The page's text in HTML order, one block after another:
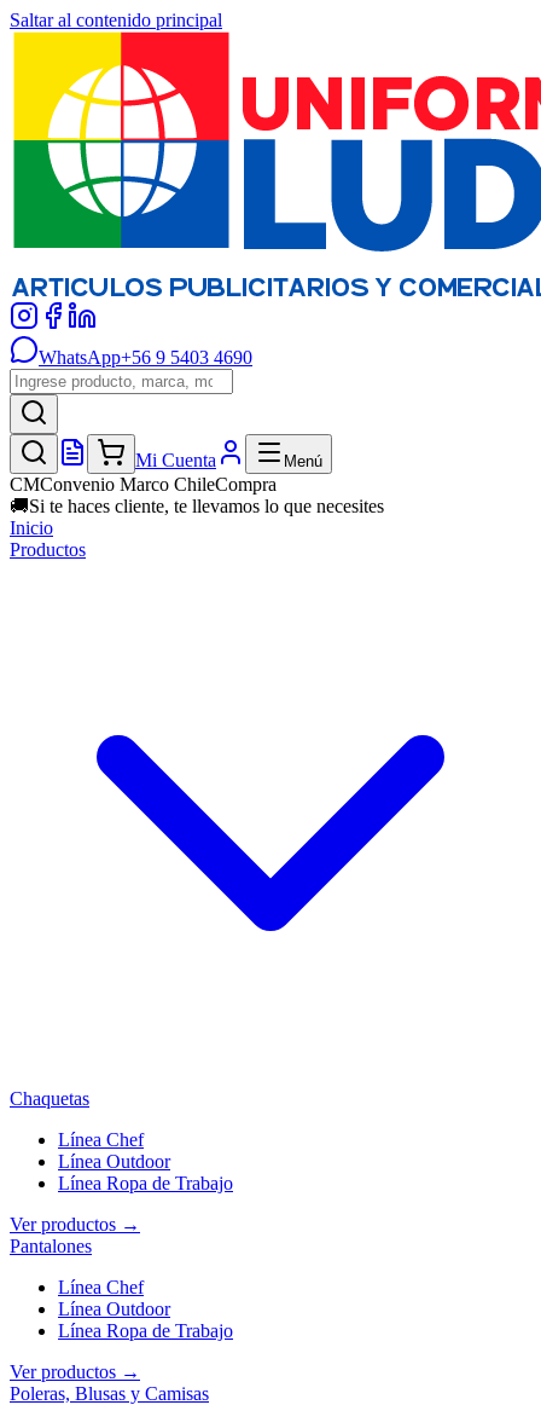
Saltar al contenido principal
WhatsApp+56 9 5403 4690
Mi Cuenta Menú
CMConvenio Marco ChileCompra
🚚Si te haces cliente, te llevamos lo que necesites
Inicio
Productos
Chaquetas
Línea Chef
Línea Outdoor
Línea Ropa de Trabajo
Ver productos →
Pantalones
Línea Chef
Línea Outdoor
Línea Ropa de Trabajo
Ver productos →
Poleras, Blusas y Camisas